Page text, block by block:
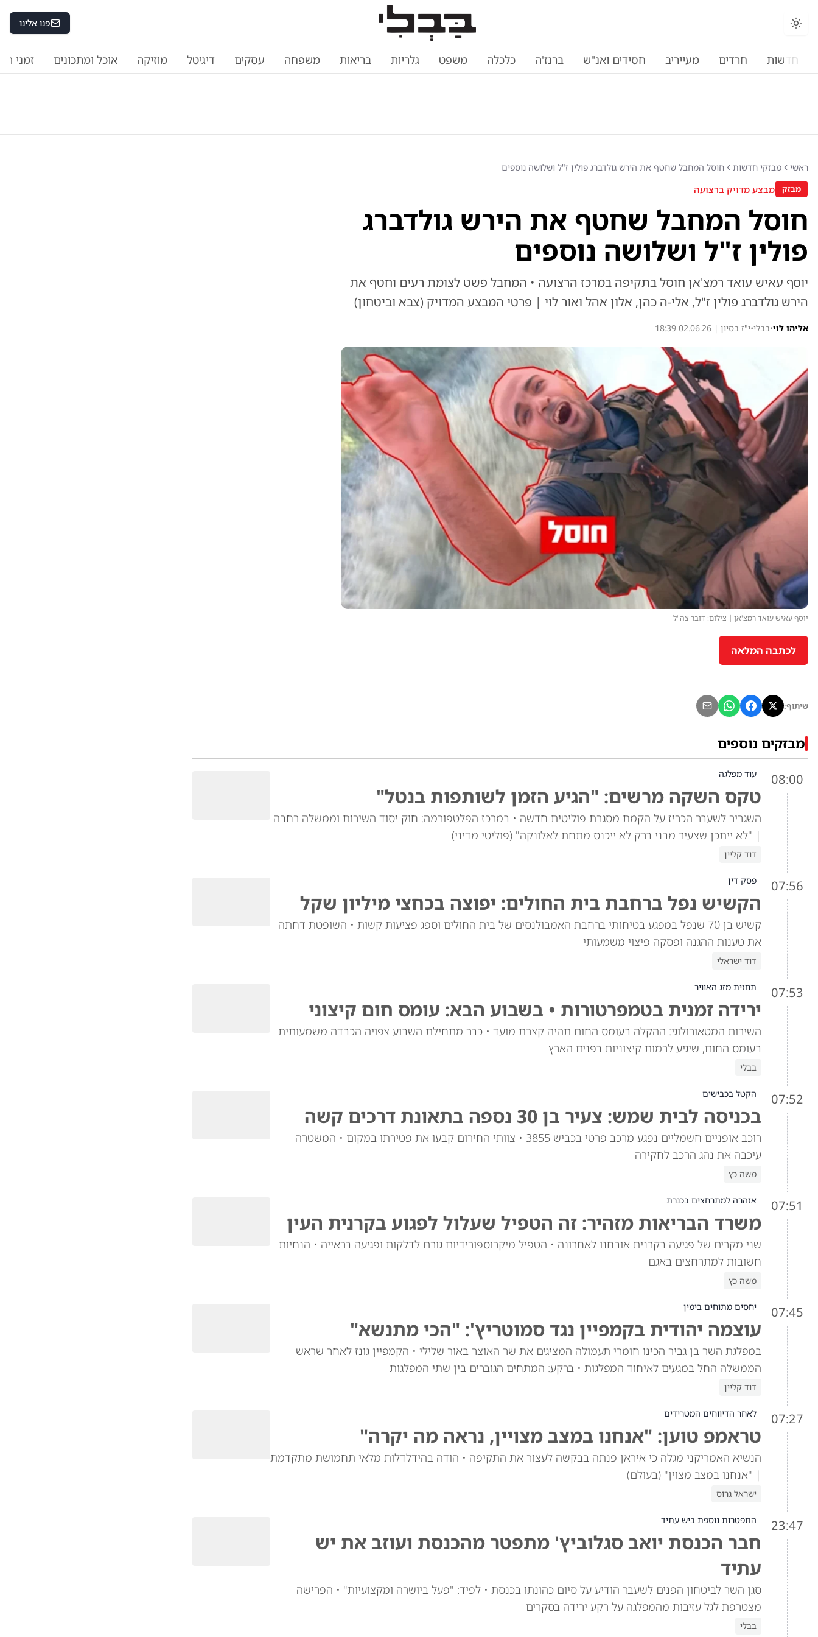
החלפת מצב תצוגה פנו אלינו
חדשות חרדים מעייריב חסידים ואנ"ש ברנז'ה כלכלה משפט גלריות בריאות משפחה עסקים דיגיטל מוזיקה אוכל ומתכונים זמני
ראשי מבזקי חדשות חוסל המחבל שחטף את הירש גולדברג פולין ז"ל ושלושה נוספים
מבזק מבצע מדויק ברצועה
חוסל המחבל שחטף את הירש גולדברג
פולין ז"ל ושלושה נוספים
יוסף עאיש עואד רמצ'אן חוסל בתקיפה במרכז הרצועה • המחבל פשט לצומת רעים וחטף את
הירש גולדברג פולין ז"ל, אלי-ה כהן, אלון אהל ואור לוי | פרטי המבצע המדויק (צבא וביטחון)
אליהו לוי•בבלי•י"ז בסיון | 02.06.26 18:39
יוסף עאיש עואד רמצ'אן | צילום: דובר צה"ל
לכתבה המלאה
שיתוף:
מבזקים נוספים
08:00 עוד מפלגה
טקס השקה מרשים: "הגיע הזמן לשותפות בנטל"
השגריר לשעבר הכריז על הקמת מסגרת פוליטית חדשה • במרכז הפלטפורמה: חוק יסוד השירות וממשלה רחבה
| "לא ייתכן שצעיר מבני ברק לא ייכנס מתחת לאלונקה" (פוליטי מדיני)
דוד קליין
07:56 פסק דין
הקשיש נפל ברחבת בית החולים: יפוצה בכחצי מיליון שקל
קשיש בן 70 שנפל במפגע בטיחותי ברחבת האמבולנסים של בית החולים וספג פציעות קשות • השופטת דחתה
את טענות ההגנה ופסקה פיצוי משמעותי
דוד ישראלי
07:53 תחזית מזג האוויר
ירידה זמנית בטמפרטורות • בשבוע הבא: עומס חום קיצוני
השירות המטאורולוגי: ההקלה בעומס החום תהיה קצרת מועד • כבר מתחילת השבוע צפויה הכבדה משמעותית
בעומס החום, שיגיע לרמות קיצוניות בפנים הארץ
בבלי
07:52 הקטל בכבישים
בכניסה לבית שמש: צעיר בן 30 נספה בתאונת דרכים קשה
רוכב אופניים חשמליים נפגע מרכב פרטי בכביש 3855 • צוותי החירום קבעו את פטירתו במקום • המשטרה
עיכבה את נהג הרכב לחקירה
משה כץ
07:51 אזהרה למתרחצים בכנרת
משרד הבריאות מזהיר: זה הטפיל שעלול לפגוע בקרנית העין
שני מקרים של פגיעה בקרנית אובחנו לאחרונה • הטפיל מיקרוספורידיום גורם לדלקות ופגיעה בראייה • הנחיות
חשובות למתרחצים באגם
משה כץ
07:45 יחסים מתוחים בימין
עוצמה יהודית בקמפיין נגד סמוטריץ': "הכי מתנשא"
במפלגת השר בן גביר הכינו חומרי תעמולה המציגים את שר האוצר באור שלילי • הקמפיין גונז לאחר שראש
הממשלה החל במגעים לאיחוד המפלגות • ברקע: המתחים הגוברים בין שתי המפלגות
דוד קליין
07:27 לאחר הדיווחים המטרידים
טראמפ טוען: "אנחנו במצב מצויין, נראה מה יקרה"
הנשיא האמריקני מגלה כי איראן פנתה בבקשה לעצור את התקיפה • הודה בהידלדלות מלאי תחמושת מתקדמת
| "אנחנו במצב מצוין" (בעולם)
ישראל גרוס
23:47 התפטרות נוספת ביש עתיד
חבר הכנסת יואב סגלוביץ' מתפטר מהכנסת ועוזב את יש
עתיד
סגן השר לביטחון הפנים לשעבר הודיע על סיום כהונתו בכנסת • לפיד: "פעל ביושרה ומקצועיות" • הפרישה
מצטרפת לגל עזיבות מהמפלגה על רקע ירידה בסקרים
בבלי